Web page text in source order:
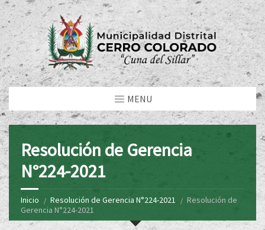
MENU
Resolución de Gerencia
N°224-2021
Inicio Resolución de Gerencia N°224-2021
Resolución de
Gerencia N°224-2021